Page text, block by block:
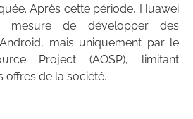
Après cette période, Huawei
mesure de développer des
mais uniquement par le
Project (AOSP), limitant
offres de la société.